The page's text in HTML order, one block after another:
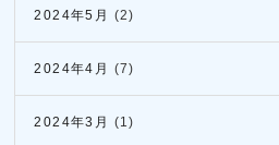
2024年5月 (2)
2024年4月 (7)
2024年3月 (1)